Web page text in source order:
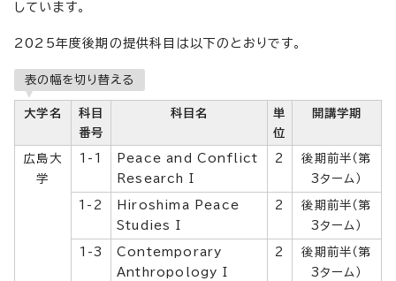
しています。
2025年度後期の提供科目は以下のとおりです。
表の幅を切り替える
大学名
科目
番号
科目名
単
位
開講学期
広島大
学
1-1
Peace and Conflict
Research I
2
後期前半（第
3ターム）
1-2
Hiroshima Peace
Studies I
2
後期前半（第
3ターム）
1-3
Contemporary
Anthropology I
2
後期前半（第
3ターム）